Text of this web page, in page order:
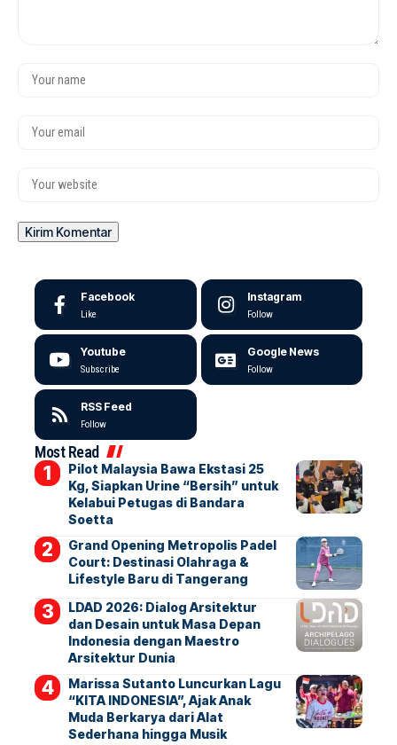
Facebook
Like
Instagram
Follow
Youtube
Subscribe
Google News
Follow
RSS Feed
Follow
Most Read
Pilot Malaysia Bawa Ekstasi 25
Kg, Siapkan Urine “Bersih” untuk
Kelabui Petugas di Bandara
Soetta
Grand Opening Metropolis Padel
Court: Destinasi Olahraga &
Lifestyle Baru di Tangerang
LDAD 2026: Dialog Arsitektur
dan Desain untuk Masa Depan
Indonesia dengan Maestro
Arsitektur Dunia
Marissa Sutanto Luncurkan Lagu
“KITA INDONESIA”, Ajak Anak
Muda Berkarya dari Alat
Sederhana hingga Musik